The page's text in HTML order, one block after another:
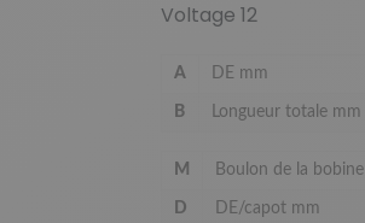
Voltage 12
A DE mm
B Longueur totale mm
M Boulon de la bobine
D DE/capot mm